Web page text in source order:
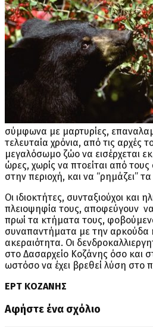
σύμφωνα με μαρτυρίες,
τελευταία χρόνια, από τις αρχές
μεγαλόσωμο ζώο να εισέρχεται
ώρες, χωρίς να πτοείται από
στην περιοχή, και να “ρημάζει”
Οι ιδιοκτήτες, συνταξιούχοι και
πλειοψηφία τους, αποφεύγουν
πρωί τα κτήματα τους,
συναπαντήματα με την αρκούδα
ακεραιότητα. Οι
στο Δασαρχείο Κοζάνης όσο και
ωστόσο να έχει βρεθεί λύση στο
ΕΡΤ ΚΟΖΑΝΗΣ
Αφήστε ένα σχόλιο